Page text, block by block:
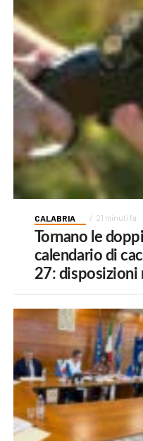
CALABRIA 21 minuti fa
Tornano le
calendario di
27: disposizioni